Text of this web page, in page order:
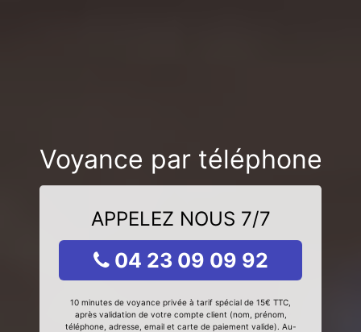
Voyance par téléphone
APPELEZ NOUS 7/7
04 23 09 09 92
10 minutes de voyance privée à tarif spécial de 15€ TTC,
après validation de votre compte client (nom, prénom,
téléphone, adresse, email et carte de paiement valide). Au-